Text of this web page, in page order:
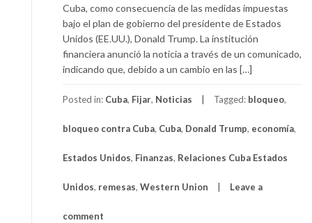
Cuba, como consecuencia de las medidas impuestas
bajo el plan de gobierno del presidente de Estados
Unidos (EE.UU.), Donald Trump. La institución
financiera anunció la noticia a través de un comunicado,
indicando que, debido a un cambio en las […]
Posted in: Cuba, Fijar, Noticias Tagged: bloqueo,
bloqueo contra Cuba, Cuba, Donald Trump, economía,
Estados Unidos, Finanzas, Relaciones Cuba Estados
Unidos, remesas, Western Union Leave a
comment